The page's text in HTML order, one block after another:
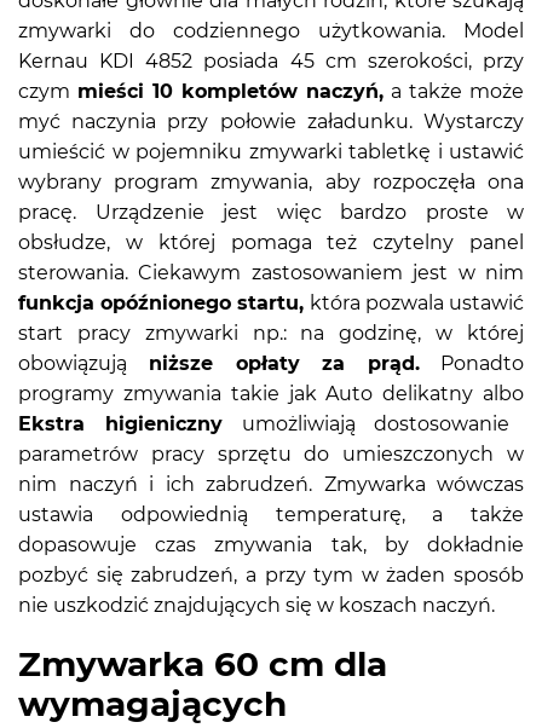
zmywarki do codziennego użytkowania. Model
Kernau KDI 4852 posiada 45 cm szerokości, przy
czym mieści 10 kompletów naczyń, a także może
myć naczynia przy połowie załadunku. Wystarczy
umieścić w pojemniku zmywarki tabletkę i ustawić
wybrany program zmywania, aby rozpoczęła ona
pracę. Urządzenie jest więc bardzo proste w
obsłudze, w której pomaga też czytelny panel
sterowania. Ciekawym zastosowaniem jest w nim
funkcja opóźnionego startu, która pozwala ustawić
start pracy zmywarki np.: na godzinę, w której
obowiązują niższe opłaty za prąd.Ponadto
programy zmywania takie jak Auto delikatny albo
Ekstra higienicznyumożliwiają dostosowanie
parametrów pracy sprzętu do umieszczonych w
nim naczyń i ich zabrudzeń. Zmywarka wówczas
ustawia odpowiednią temperaturę, a także
dopasowuje czas zmywania tak, by dokładnie
pozbyć się zabrudzeń, a przy tym w żaden sposób
nie uszkodzić znajdujących się w koszach naczyń.
Zmywarka 60 cm dla
wymagających